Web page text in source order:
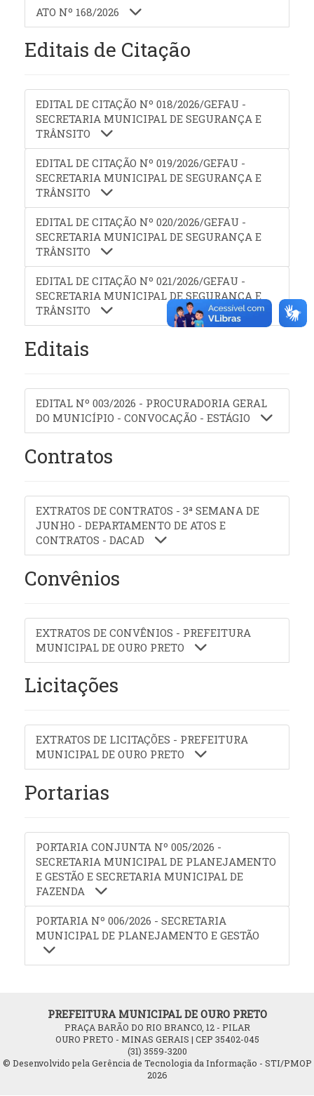
ATO Nº 168/2026
Editais de Citação
EDITAL DE CITAÇÃO Nº 018/2026/GEFAU -
SECRETARIA MUNICIPAL DE SEGURANÇA E
TRÂNSITO
EDITAL DE CITAÇÃO Nº 019/2026/GEFAU -
SECRETARIA MUNICIPAL DE SEGURANÇA E
TRÂNSITO
EDITAL DE CITAÇÃO Nº 020/2026/GEFAU -
SECRETARIA MUNICIPAL DE SEGURANÇA E
TRÂNSITO
EDITAL DE CITAÇÃO Nº 021/2026/GEFAU -
SECRETARIA MUNICIPAL DE SEGURANÇA E
TRÂNSITO
Editais
EDITAL Nº 003/2026 - PROCURADORIA GERAL
DO MUNICÍPIO - CONVOCAÇÃO - ESTÁGIO
Contratos
EXTRATOS DE CONTRATOS - 3ª SEMANA DE
JUNHO - DEPARTAMENTO DE ATOS E
CONTRATOS - DACAD
Convênios
EXTRATOS DE CONVÊNIOS - PREFEITURA
MUNICIPAL DE OURO PRETO
Licitações
EXTRATOS DE LICITAÇÕES - PREFEITURA
MUNICIPAL DE OURO PRETO
Portarias
PORTARIA CONJUNTA Nº 005/2026 -
SECRETARIA MUNICIPAL DE PLANEJAMENTO
E GESTÃO E SECRETARIA MUNICIPAL DE
FAZENDA
PORTARIA Nº 006/2026 - SECRETARIA
MUNICIPAL DE PLANEJAMENTO E GESTÃO
PREFEITURA MUNICIPAL DE OURO PRETO
PRAÇA BARÃO DO RIO BRANCO, 12 - PILAR
OURO PRETO - MINAS GERAIS | CEP 35402-045
(31) 3559-3200
© Desenvolvido pela Gerência de Tecnologia da Informação - STI/PMOP
2026